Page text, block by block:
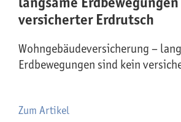
versicherter Erdrutsch
Wohngebäude­versicherung –
Erdbewegungen sind kein
Zum Artikel